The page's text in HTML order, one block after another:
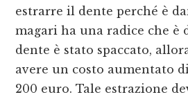
estrarre il dente perché è
magari ha una radice che è
dente è stato spaccato,
avere un costo aumentato
200 euro. Tale estrazione